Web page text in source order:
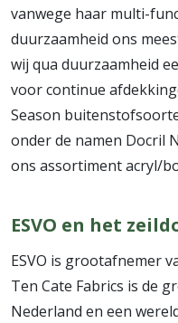
vanwege haar multi-
duurzaamheid ons
wij qua duurzaamheid
voor continue
Season
onder de namen Docril
ons assortiment acryl/
ESVO en het
ESVO is grootafnemer
Ten Cate Fabrics is de
Nederland en een